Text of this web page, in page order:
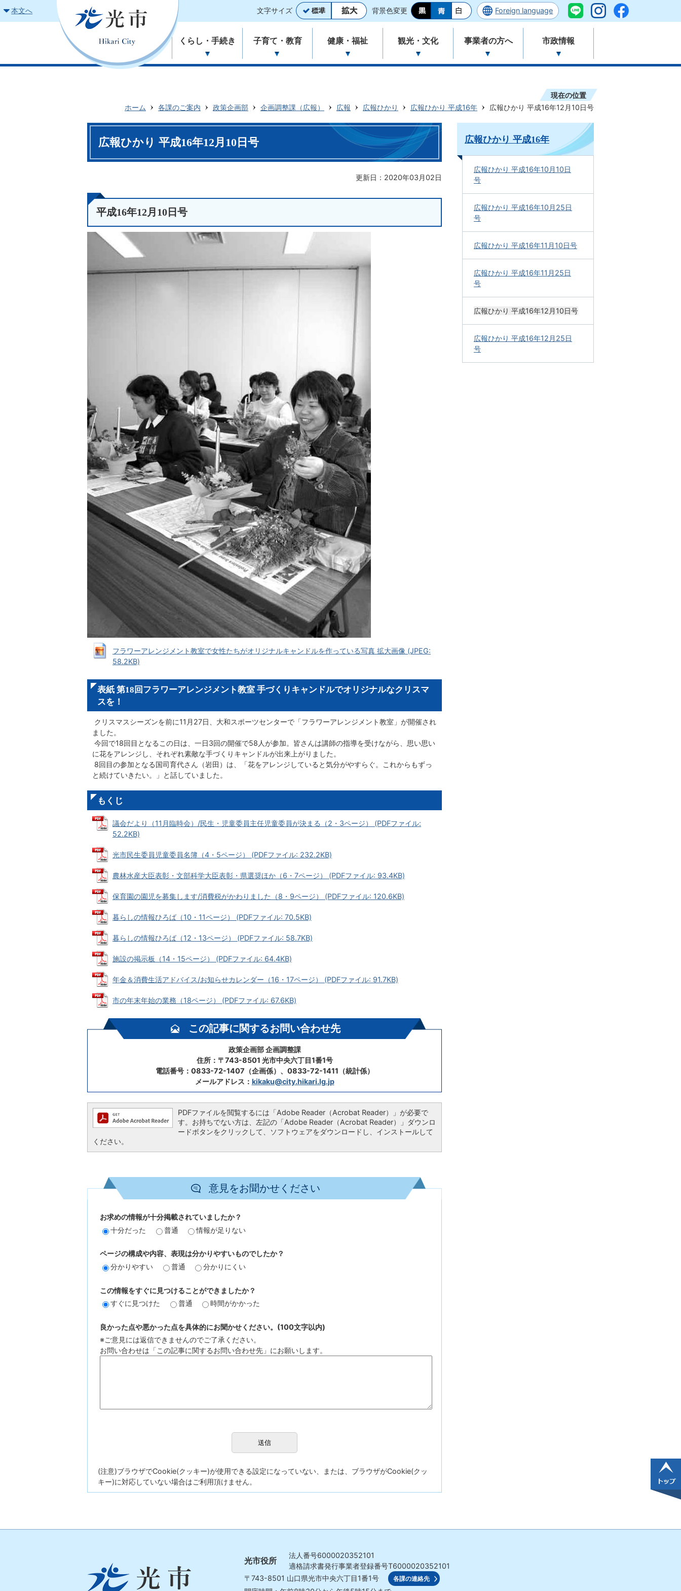
本文へ 文字サイズ 背景色変更 Foreign language
くらし・手続き 子育て・教育 健康・福祉 観光・文化 事業者の方へ 市政情報
現在の位置
ホーム
各課のご案内 政策企画部 企画調整課（広報） 広報 広報ひかり 広報ひかり 平成16年 広報ひかり 平成16年12月10日号
広報ひかり 平成16年12月10日号
更新日：2020年03月02日
平成16年12月10日号
フラワーアレンジメント教室で女性たちがオリジナルキャンドルを作っている写真 拡大画像 (JPEG:
58.2KB)
表紙 第18回フラワーアレンジメント教室 手づくりキャンドルでオリジナルなクリスマ
スを！
クリスマスシーズンを前に11月27日、大和スポーツセンターで「フラワーアレンジメント教室」が開催され
ました。
今回で18回目となるこの日は、一日3回の開催で58人が参加。皆さんは講師の指導を受けながら、思い思い
に花をアレンジし、それぞれ素敵な手づくりキャンドルが出来上がりました。
8回目の参加となる国司育代さん（岩田）は、「花をアレンジしていると気分がやすらぐ。これからもずっ
と続けていきたい。」と話していました。
もくじ
議会だより（11月臨時会）/民生・児童委員主任児童委員が決まる（2・3ページ） (PDFファイル:
52.2KB)
光市民生委員児童委員名簿（4・5ページ） (PDFファイル: 232.2KB)
農林水産大臣表彰・文部科学大臣表彰・県選奨ほか（6・7ページ） (PDFファイル: 93.4KB)
保育園の園児を募集します/消費税がかわりました（8・9ページ） (PDFファイル: 120.6KB)
暮らしの情報ひろば（10・11ページ） (PDFファイル: 70.5KB)
暮らしの情報ひろば（12・13ページ） (PDFファイル: 58.7KB)
施設の掲示板（14・15ページ） (PDFファイル: 64.4KB)
年金＆消費生活アドバイス/お知らせカレンダー（16・17ページ） (PDFファイル: 91.7KB)
市の年末年始の業務（18ページ） (PDFファイル: 67.6KB)
この記事に関するお問い合わせ先
政策企画部 企画調整課
住所：〒743-8501 光市中央六丁目1番1号
電話番号：0833-72-1407（企画係）、0833-72-1411（統計係）
メールアドレス： kikaku@city.hikari.lg.jp
PDFファイルを閲覧するには「Adobe Reader（Acrobat Reader）」が必要で
す。お持ちでない方は、左記の「Adobe Reader（Acrobat Reader）」ダウンロ
ードボタンをクリックして、ソフトウェアをダウンロードし、インストールして
ください。
意見をお聞かせください
お求めの情報が十分掲載されていましたか？
十分だった
普通 情報が足りない
ページの構成や内容、表現は分かりやすいものでしたか？
分かりやすい
普通 分かりにくい
この情報をすぐに見つけることができましたか？
すぐに見つけた
普通 時間がかかった
良かった点や悪かった点を具体的にお聞かせください。(100文字以内)
※ご意見には返信できませんのでご了承ください。
お問い合わせは「この記事に関するお問い合わせ先」にお願いします。
(注意)ブラウザでCookie(クッキー)が使用できる設定になっていない、または、ブラウザがCookie(クッ
キー)に対応していない場合はご利用頂けません。
広報ひかり 平成16年
広報ひかり 平成16年10月10日
号
広報ひかり 平成16年10月25日
号
広報ひかり 平成16年11月10日号
広報ひかり 平成16年11月25日
号
広報ひかり 平成16年12月10日号
広報ひかり 平成16年12月25日
号
Hikari
光市役所
法人番号6000020352101
適格請求書発行事業者登録番号T6000020352101
〒743-8501 山口県光市中央六丁目1番1号 各課の連絡先